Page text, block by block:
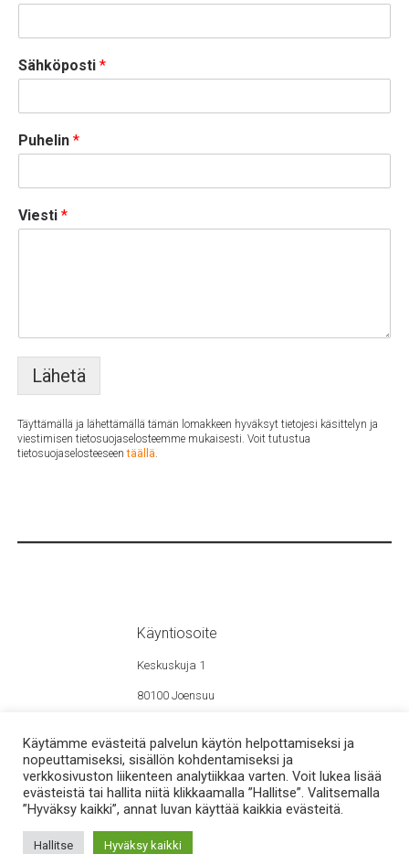
Sähköposti *
Puhelin *
Viesti *
Lähetä
Täyttämällä ja lähettämällä tämän lomakkeen hyväksyt tietojesi käsittelyn ja
viestimisen tietosuojaselosteemme mukaisesti. Voit tutustua
tietosuojaselosteeseentäällä.
Käyntiosoite
Keskuskuja 1
80100 Joensuu
Powered by WordPress Theme:Azuma
Tekijänoikeudet © 2024 Factory Factory Oy
Tietosuojakäytännöt
Käytämme evästeitä palvelun käytön helpottamiseksi ja
nopeuttamiseksi, sisällön kohdentamiseksi ja
verkkosivuston liikenteen analytiikkaa varten. Voit lukea lisää
evästeistä tai hallita niitä klikkaamalla ”Hallitse”. Valitsemalla
”Hyväksy kaikki”, annat luvan käyttää kaikkia evästeitä.
Hallitse Hyväksy kaikki